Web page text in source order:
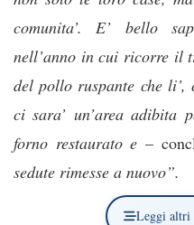
comunita’. E’ bello
nell’anno in cui ricorre il
del pollo ruspante che li’,
ci sara’ un’area adibita
forno restaurato e –
sedute rimesse a nuovo”.
Leggi